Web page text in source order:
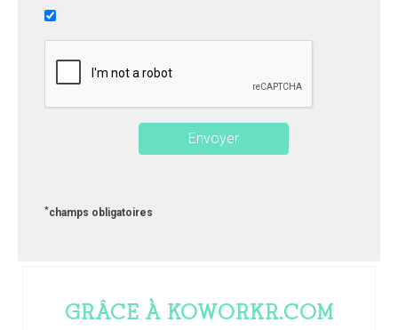
*champs obligatoires
GRÂCE À KOWORKR.COM